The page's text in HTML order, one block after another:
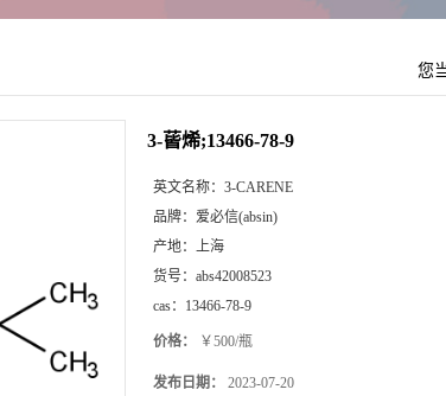
您
3-蒈烯;13466-78-9
英文名称： 3-CARENE
品牌： 爱必信(absin)
产地： 上海
货号： abs42008523
cas： 13466-78-9
价格： ￥500/瓶
发布日期： 2023-07-20